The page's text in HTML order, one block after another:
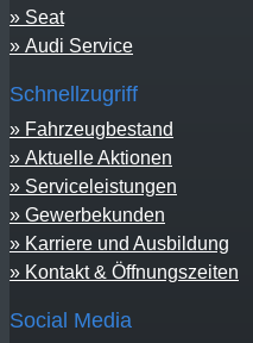
Seat
Audi Service
Schnellzugriff
Fahrzeugbestand
Aktuelle Aktionen
Serviceleistungen
Gewerbekunden
Karriere und Ausbildung
Kontakt & Öffnungszeiten
Social Media